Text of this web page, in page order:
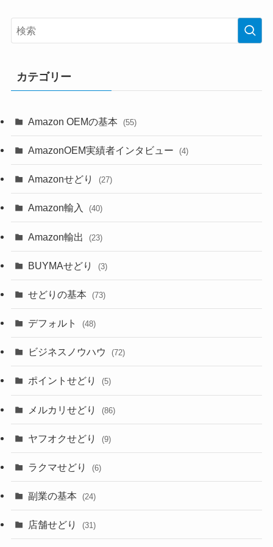
カテゴリー
Amazon OEMの基本 (55)
AmazonOEM実績者インタビュー (4)
Amazonせどり (27)
Amazon輸入 (40)
Amazon輸出 (23)
BUYMAせどり (3)
せどりの基本 (73)
デフォルト (48)
ビジネスノウハウ (72)
ポイントせどり (5)
メルカリせどり (86)
ヤフオクせどり (9)
ラクマせどり (6)
副業の基本 (24)
店舗せどり (31)